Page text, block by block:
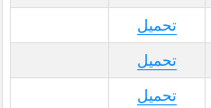
تحميل
تحميل
تحميل